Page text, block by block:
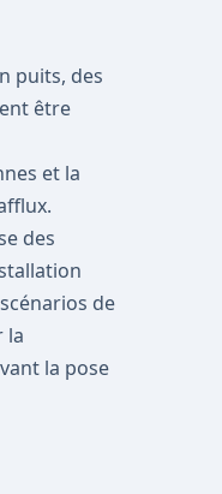
puits, des
être
et la
des
de
la
la pose